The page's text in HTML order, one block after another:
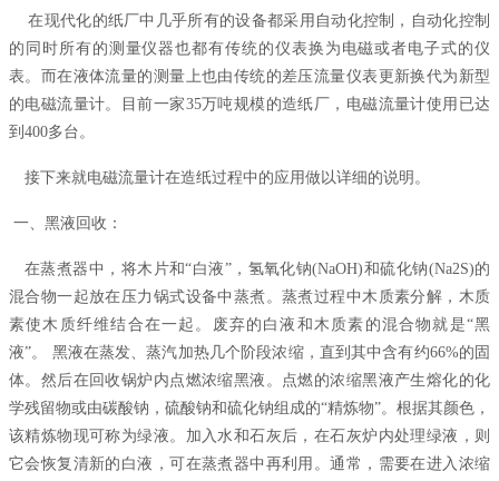
在现代化的纸厂中几乎所有的设备都采用自动化控制，自动化控制
的同时所有的测量仪器也都有传统的仪表换为电磁或者电子式的仪
表。而在液体流量的测量上也由传统的差压流量仪表更新换代为新型
的电磁流量计。目前一家35万吨规模的造纸厂，电磁流量计使用已达
到400多台。
接下来就电磁流量计在造纸过程中的应用做以详细的说明。
一、黑液回收：
在蒸煮器中，将木片和“白液”，氢氧化钠(NaOH)和硫化钠(Na2S)的
混合物一起放在压力锅式设备中蒸煮。蒸煮过程中木质素分解，木质
素使木质纤维结合在一起。废弃的白液和木质素的混合物就是“黑
液”。 黑液在蒸发、蒸汽加热几个阶段浓缩，直到其中含有约66%的固
体。然后在回收锅炉内点燃浓缩黑液。点燃的浓缩黑液产生熔化的化
学残留物或由碳酸钠，硫酸钠和硫化钠组成的“精炼物”。根据其颜色，
该精炼物现可称为绿液。加入水和石灰后，在石灰炉内处理绿液，则
它会恢复清新的白液，可在蒸煮器中再利用。通常，需要在进入浓缩